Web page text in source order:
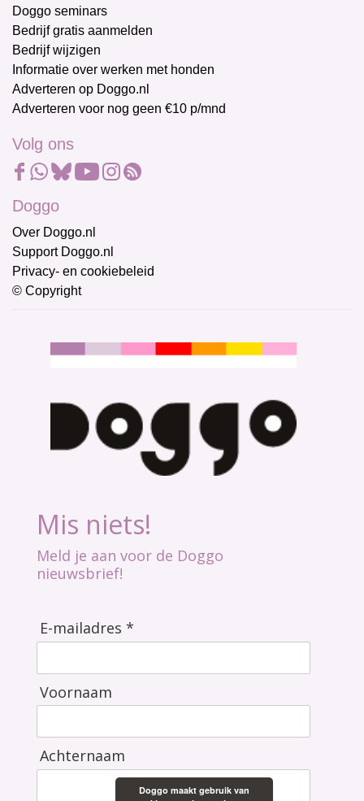
Doggo seminars
Bedrijf gratis aanmelden
Bedrijf wijzigen
Informatie over werken met honden
Adverteren op Doggo.nl
Adverteren voor nog geen €10 p/mnd
Volg ons
Doggo
Over Doggo.nl
Support Doggo.nl
Privacy- en cookiebeleid
© Copyright
Mis niets!
Meld je aan voor de Doggo
nieuwsbrief!
E-mailadres *
Voornaam
Achternaam
Doggo maakt gebruik van